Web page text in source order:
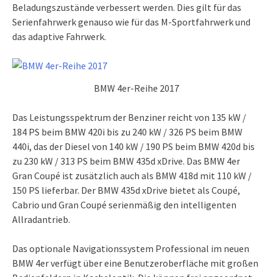
Beladungszustände verbessert werden. Dies gilt für das
Serienfahrwerk genauso wie für das M-Sportfahrwerk und
das adaptive Fahrwerk.
BMW 4er-Reihe 2017
Das Leistungsspektrum der Benziner reicht von 135 kW /
184 PS beim BMW 420i bis zu 240 kW / 326 PS beim BMW
440i, das der Diesel von 140 kW / 190 PS beim BMW 420d bis
zu 230 kW / 313 PS beim BMW 435d xDrive. Das BMW 4er
Gran Coupé ist zusätzlich auch als BMW 418d mit 110 kW /
150 PS lieferbar. Der BMW 435d xDrive bietet als Coupé,
Cabrio und Gran Coupé serienmäßig den intelligenten
Allradantrieb.
Das optionale Navigationssystem Professional im neuen
BMW 4er verfügt über eine Benutzeroberfläche mit großen